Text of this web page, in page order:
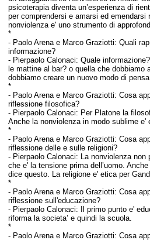
psicoterapia diventa un’esperienza di
per comprendersi e amarsi ed
nonviolenza e' uno strumento di
*
- Paolo Arena e Marco Graziotti: Quali
informazione?
- Pierpaolo Calonaci: Quale
le mattine al bar? o quella che dobbiamo
dobbiamo creare un nuovo modo di
*
- Paolo Arena e Marco Graziotti: Cosa
riflessione filosofica?
- Pierpaolo Calonaci: Per Platone la
Anche la nonviolenza in modo sublime e'
*
- Paolo Arena e Marco Graziotti: Cosa
riflessione delle e sulle religioni?
- Pierpaolo Calonaci: La nonviolenza non
che e' la tensione prima dell’uomo. Anche
dice questo. La religione e' etica per
*
- Paolo Arena e Marco Graziotti: Cosa
riflessione sull'educazione?
- Pierpaolo Calonaci: Il primo punto e'
riforma la societa’ e quindi la scuola.
*
- Paolo Arena e Marco Graziotti: Cosa